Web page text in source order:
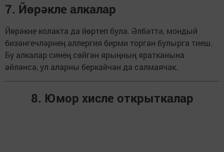
7. Йөрәкле алкалар
Йөрәкне колакта да йөртеп була. Әлбәттә, мондый
бизәнгечләрнең аллергия бирми торган булырга тиеш.
Бу алкалар синең сөйгән ярыңның яратканына
әйләнсә, ул аларны беркайчан да салмаячак.
8. Юмор хисле открыткалар